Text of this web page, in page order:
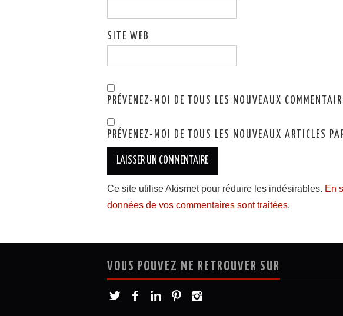
SITE WEB
PRÉVENEZ-MOI DE TOUS LES NOUVEAUX
PRÉVENEZ-MOI DE TOUS LES NOUVEAUX ARTICLES
Ce site utilise Akismet pour réduire les indésirables. En
données de vos commentaires sont traitées.
VOUS POUVEZ ME RETROUVER SUR